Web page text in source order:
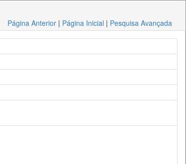
Página Anterior | Página Inicial | Pesquisa Avançada